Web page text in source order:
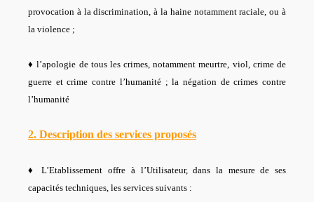
provocation à la discrimination, à la haine notamment raciale, ou à
la violence ;
♦ l’apologie de tous les crimes, notamment meurtre, viol, crime de
guerre et crime contre l’humanité ; la négation de crimes contre
l’humanité
2. Description des services proposés
♦ L’Etablissement offre à l’Utilisateur, dans la mesure de ses
capacités techniques, les services suivants :